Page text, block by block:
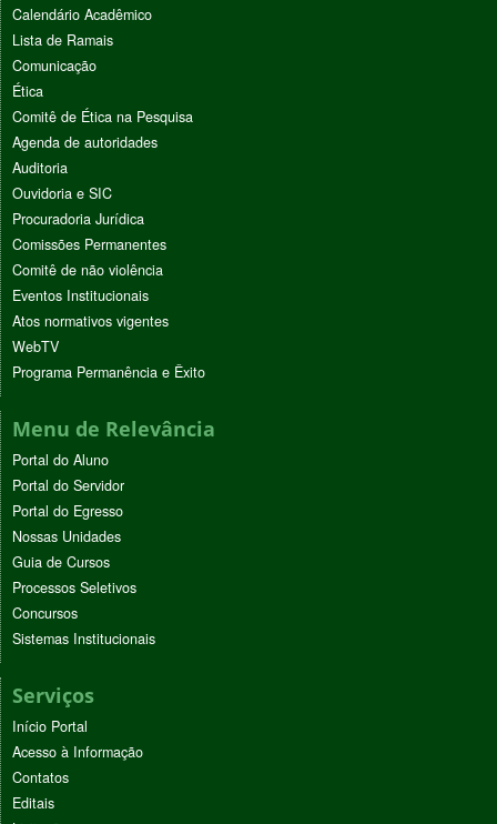
Calendário Acadêmico
Lista de Ramais
Comunicação
Ética
Comitê de Ética na Pesquisa
Agenda de autoridades
Auditoria
Ouvidoria e SIC
Procuradoria Jurídica
Comissões Permanentes
Comitê de não violência
Eventos Institucionais
Atos normativos vigentes
WebTV
Programa Permanência e Êxito
Menu de Relevância
Portal do Aluno
Portal do Servidor
Portal do Egresso
Nossas Unidades
Guia de Cursos
Processos Seletivos
Concursos
Sistemas Institucionais
Serviços
Início Portal
Acesso à Informação
Contatos
Editais